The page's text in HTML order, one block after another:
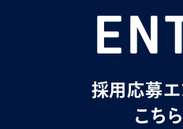
採用応募エ
こち